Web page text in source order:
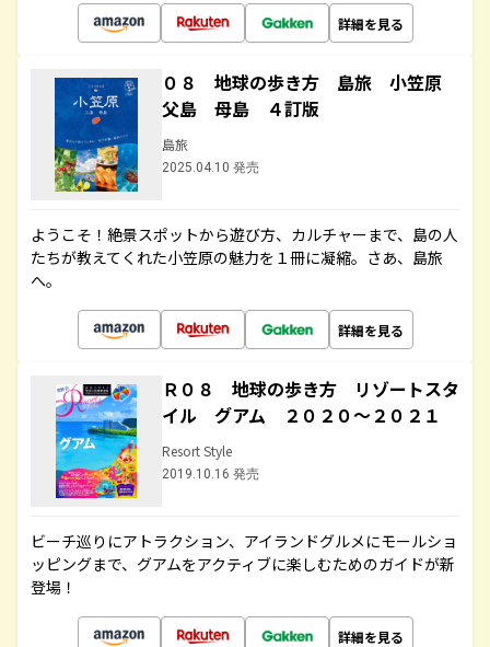
詳細を見る
０８ 地球の歩き方 島旅 小笠原
父島 母島 ４訂版
島旅
2025.04.10 発売
ようこそ！絶景スポットから遊び方、カルチャーまで、島の人
たちが教えてくれた小笠原の魅力を１冊に凝縮。さあ、島旅
へ。
詳細を見る
Ｒ０８ 地球の歩き方 リゾートスタ
イル グアム ２０２０～２０２１
Resort Style
2019.10.16 発売
ビーチ巡りにアトラクション、アイランドグルメにモールショ
ッピングまで、グアムをアクティブに楽しむためのガイドが新
登場！
詳細を見る